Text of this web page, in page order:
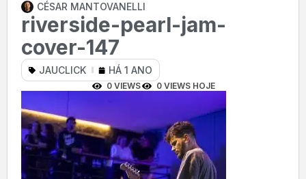
CÉSAR MANTOVANELLI
riverside-pearl-jam-
cover-147
JAUCLICK HÁ 1 ANO
0 VIEWS 0 VIEWS HOJE